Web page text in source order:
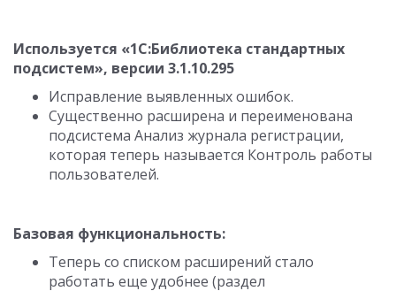
Используется «1С:Библиотека стандартных
подсистем», версии 3.1.10.295
Исправление выявленных ошибок.
Существенно расширена и переименована
подсистема Анализ журнала регистрации,
которая теперь называется Контроль работы
пользователей.
Базовая функциональность:
Теперь со списком расширений стало
работать еще удобнее (раздел